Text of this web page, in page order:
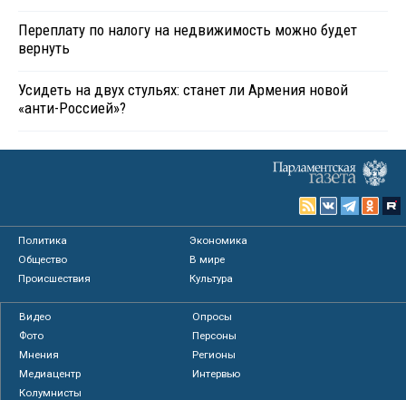
Переплату по налогу на недвижимость можно будет
вернуть
Усидеть на двух стульях: станет ли Армения новой
«анти-Россией»?
Политика
Экономика
Общество
В мире
Происшествия
Культура
Видео
Опросы
Фото
Персоны
Мнения
Регионы
Медиацентр
Интервью
Колумнисты